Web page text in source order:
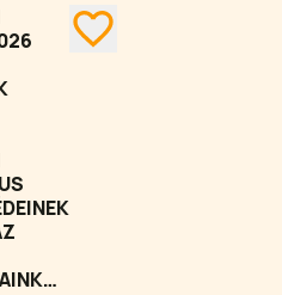
emberi
és
a csoport
hanem
KAPCSOLATAINKKAL